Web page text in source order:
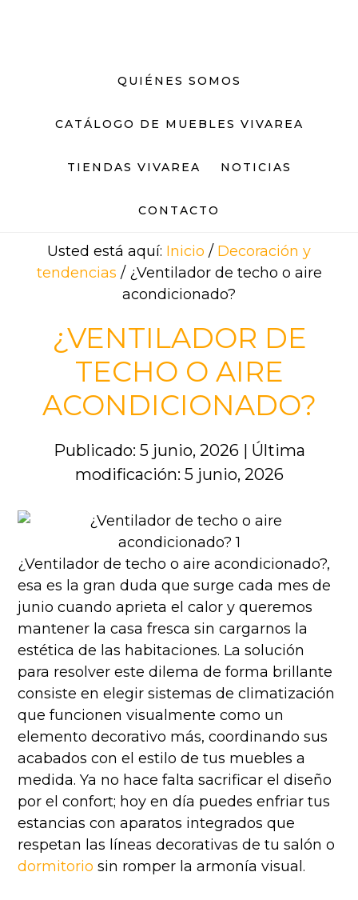
QUIÉNES SOMOS
CATÁLOGO DE MUEBLES VIVAREA
TIENDAS VIVAREA NOTICIAS
CONTACTO
Usted está aquí: Inicio / Decoración y
tendencias /¿Ventilador de techo o aire
acondicionado?
¿VENTILADOR DE
TECHO O AIRE
ACONDICIONADO?
Publicado: 5 junio, 2026| Última
modificación: 5 junio, 2026
¿Ventilador de techo o aire acondicionado?,
esa es la gran duda que surge cada mes de
junio cuando aprieta el calor y queremos
mantener la casa fresca sin cargarnos la
estética de las habitaciones. La solución
para resolver este dilema de forma brillante
consiste en elegir sistemas de climatización
que funcionen visualmente como un
elemento decorativo más, coordinando sus
acabados con el estilo de tus muebles a
medida. Ya no hace falta sacrificar el diseño
por el confort; hoy en día puedes enfriar tus
estancias con aparatos integrados que
respetan las líneas decorativas de tu salón o
dormitorio sin romper la armonía visual.